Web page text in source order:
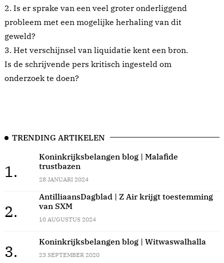
2. Is er sprake van een veel groter onderliggend
probleem met een mogelijke herhaling van dit
geweld?
3. Het verschijnsel van liquidatie kent een bron.
Is de schrijvende pers kritisch ingesteld om
onderzoek te doen?
TRENDING ARTIKELEN
1.
Koninkrijksbelangen blog | Malafide
trustbazen
28 JANUARI 2024
2.
AntilliaansDagblad | Z Air krijgt toestemming
van SXM
10 AUGUSTUS 2024
3.
Koninkrijksbelangen blog | Witwaswalhalla
23 SEPTEMBER 2020